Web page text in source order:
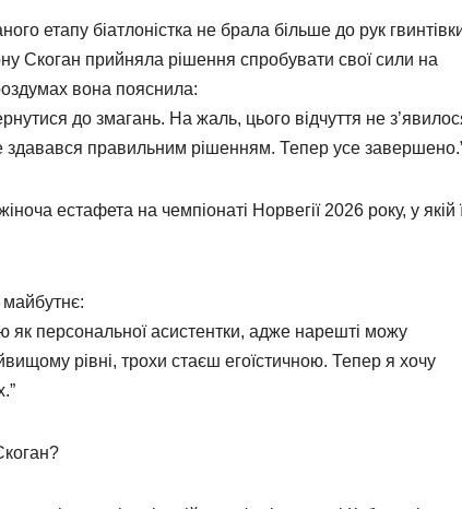
етапу біатлоністка не брала більше до рук
Скоган прийняла рішення спробувати свої сили на
вона пояснила:
до змагань. На жаль, цього відчуття не
здавався правильним рішенням. Тепер усе
естафета на чемпіонаті Норвегії 2026 року, у якій
як персональної асистентки, адже нарешті можу
рівні, трохи стаєш егоїстичною. Тепер я хочу